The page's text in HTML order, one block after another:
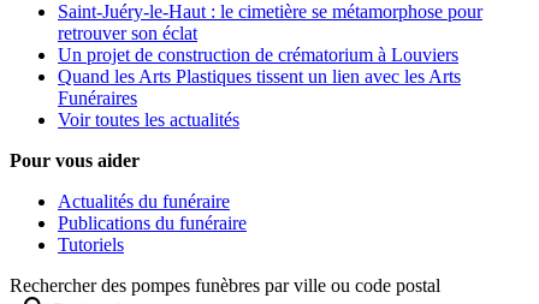
Saint-Juéry-le-Haut : le cimetière se métamorphose pour
retrouver son éclat
Un projet de construction de crématorium à Louviers
Quand les Arts Plastiques tissent un lien avec les Arts
Funéraires
Voir toutes les actualités
Pour vous aider
Actualités du funéraire
Publications du funéraire
Tutoriels
Rechercher des pompes funèbres par ville ou code postal